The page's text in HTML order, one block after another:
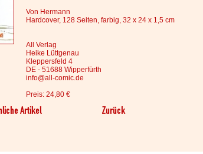
Von Hermann
Hardcover, 128 Seiten, farbig, 32 x 24 x 1,5 cm
All Verlag
Heike Lüttgenau
Kleppersfeld 4
DE - 51688 Wipperfürth
info@all-comic.de
Preis: 24,80 €